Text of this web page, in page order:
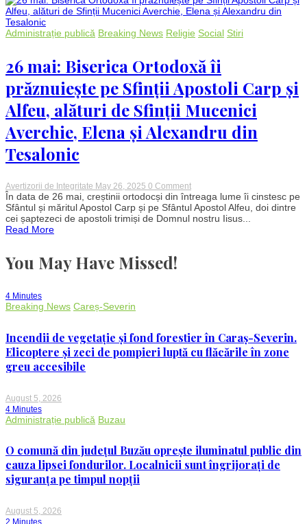
dintr-
centru
de
din
Corabia.
Poliția
a
demarat
căutările
Administrație publică Breaking News Religie Social Stiri
26 mai: Biserica Ortodoxă îi
prăznuiește pe Sfinții Apostoli Carp și
Alfeu, alături de Sfinții Mucenici
Averchie, Elena și Alexandru din
Tesalonic
Avertizorii de Integritate May 26, 2025 0 Commenton
26
mai:
Biserica
Ortodoxă
Mucenici
Averchie,
Elena
În data de 26 mai, creștinii ortodocși din întreaga lume îi cinstesc pe
Sfântul și măritul Apostol Carp și pe Sfântul Apostol Alfeu, doi dintre
cei șaptezeci de apostoli trimiși de Domnul nostru Iisus...
Read More
You May Have Missed!
4 Minutes
Breaking News Careș-Severin
Incendii de vegetație și fond forestier în Caraș-Severin.
Elicoptere și zeci de pompieri luptă cu flăcările în zone
greu accesibile
August 5, 2026
4 Minutes
Administrație publică Buzau
O comună din județul Buzău oprește iluminatul public din
cauza lipsei fondurilor. Localnicii sunt îngrijorați de
siguranța pe timpul nopții
August 5, 2026
2 Minutes